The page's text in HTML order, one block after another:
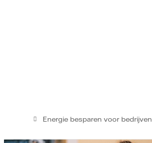
Energie besparen voor bedrijven